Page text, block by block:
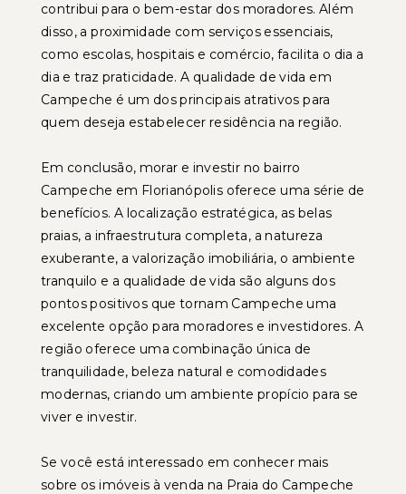
contribui para o bem-estar dos moradores. Além
disso, a proximidade com serviços essenciais,
como escolas, hospitais e comércio, facilita o dia a
dia e traz praticidade. A qualidade de vida em
Campeche é um dos principais atrativos para
quem deseja estabelecer residência na região.
Em conclusão, morar e investir no bairro
Campeche em Florianópolis oferece uma série de
benefícios. A localização estratégica, as belas
praias, a infraestrutura completa, a natureza
exuberante, a valorização imobiliária, o ambiente
tranquilo e a qualidade de vida são alguns dos
pontos positivos que tornam Campeche uma
excelente opção para moradores e investidores. A
região oferece uma combinação única de
tranquilidade, beleza natural e comodidades
modernas, criando um ambiente propício para se
viver e investir.
Se você está interessado em conhecer mais
sobre os imóveis à venda na Praia do Campeche